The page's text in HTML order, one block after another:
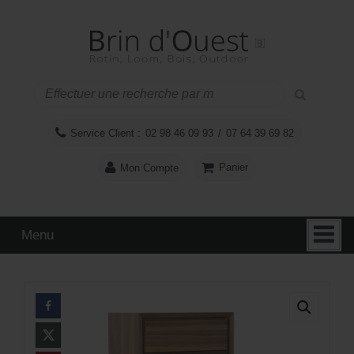
Service Client : 02 98 46 09 93 / 07 64 39 69 82
Mon Compte Panier
Menu